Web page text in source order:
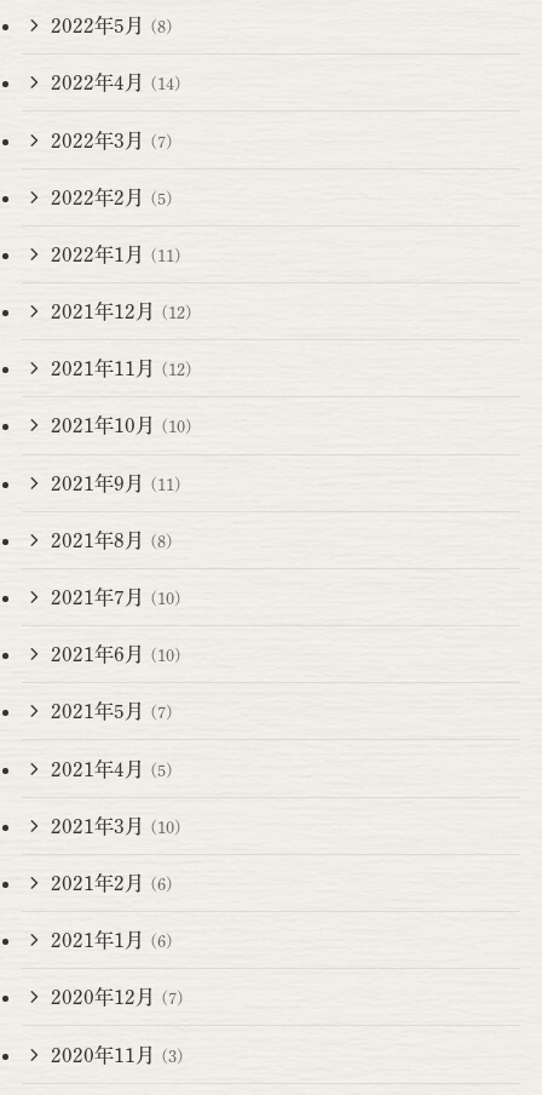
2022年5月 (8)
2022年4月 (14)
2022年3月 (7)
2022年2月 (5)
2022年1月 (11)
2021年12月 (12)
2021年11月 (12)
2021年10月 (10)
2021年9月 (11)
2021年8月 (8)
2021年7月 (10)
2021年6月 (10)
2021年5月 (7)
2021年4月 (5)
2021年3月 (10)
2021年2月 (6)
2021年1月 (6)
2020年12月 (7)
2020年11月 (3)